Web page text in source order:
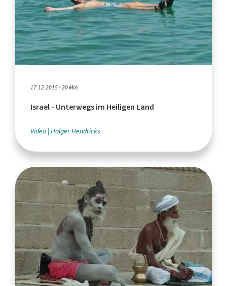
17.12.2015 - 20 Min.
Israel - Unterwegs im Heiligen Land
Video Holger Hendricks